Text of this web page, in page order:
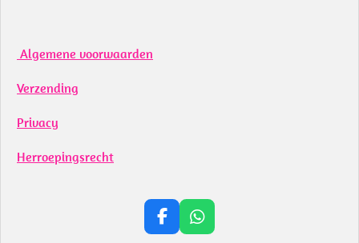
Algemene voorwaarden
Verzending
Privacy
Herroepingsrecht
F
W